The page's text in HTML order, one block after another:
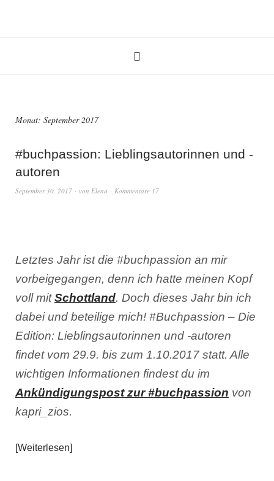
Monat: September 2017
#buchpassion: Lieblingsautorinnen und -
autoren
September 30, 2017 von Elena Kommentare 17
Letztes Jahr ist die #buchpassion an mir
vorbeigegangen, denn ich hatte meinen Kopf
voll mitSchottland. Doch dieses Jahr bin ich
dabei und beteilige mich! #Buchpassion – Die
Edition: Lieblingsautorinnen und -autoren
findet vom 29.9. bis zum 1.10.2017 statt. Alle
wichtigen Informationen findest du im
Ankündigungspost zur #buchpassion von
kapri_zios.
Weiterlesen